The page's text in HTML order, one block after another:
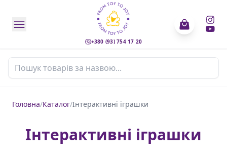
+380 (93) 754 17 20
Пошук товарів
Головна/Каталог/Інтерактивні іграшки
Інтерактивні іграшки